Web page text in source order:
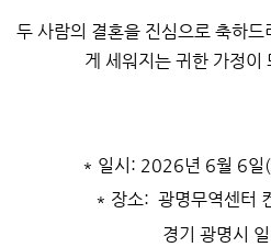
두 사람의 결혼을 진심으로 축하
게 세워지는 귀한 가정이
* 일시: 2026년 6월 6일
* 장소: 광명무역센터
경기 광명시